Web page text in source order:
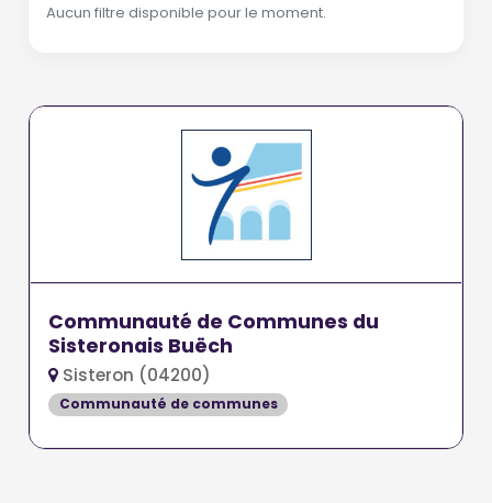
Aucun filtre disponible pour le moment.
Communauté de Communes du
Sisteronais Buëch
Sisteron (04200)
Communauté de communes